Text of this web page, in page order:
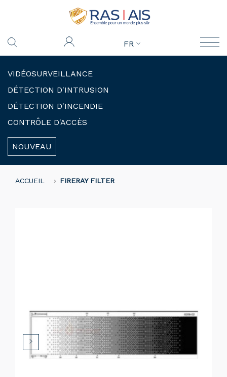
FR
VIDÉOSURVEILLANCE
DÉTECTION D'INTRUSION
DÉTECTION D'INCENDIE
CONTRÔLE D'ACCÈS
NOUVEAU
ACCUEIL FIRERAY FILTER